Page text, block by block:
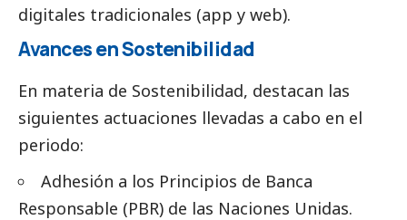
digitales tradicionales (app y web).
Avances en Sostenibilidad
En materia de Sostenibilidad, destacan las
siguientes actuaciones llevadas a cabo en el
periodo:
Adhesión a los Principios de Banca
Responsable (PBR) de las Naciones Unidas.